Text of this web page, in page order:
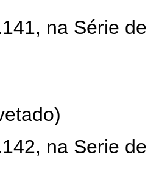
na Série
na Serie